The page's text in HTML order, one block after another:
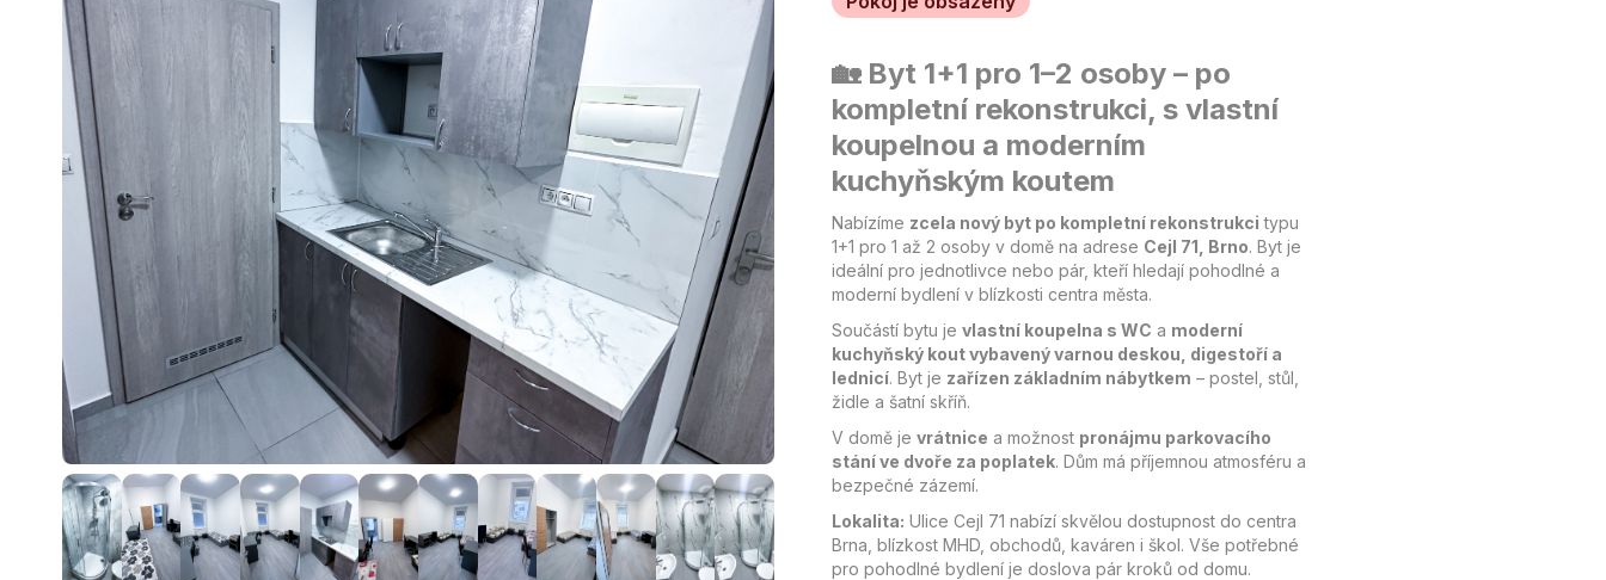
🏡 Byt 1+1 pro 1–2 osoby – po
kompletní rekonstrukci, s vlastní
koupelnou a moderním
kuchyňským koutem
Nabízíme zcela nový byt po kompletní rekonstrukci typu
1+1 pro 1 až 2 osoby v domě na adrese Cejl 71, Brno. Byt je
ideální pro jednotlivce nebo pár, kteří hledají pohodlné a
moderní bydlení v blízkosti centra města.
Součástí bytu je vlastní koupelna s WC a moderní
kuchyňský kout vybavený varnou deskou, digestoří a
lednicí. Byt je zařízen základním nábytkem – postel, stůl,
židle a šatní skříň.
V domě je vrátnice a možnost pronájmu parkovacího
stání ve dvoře za poplatek. Dům má příjemnou atmosféru a
bezpečné zázemí.
Lokalita: Ulice Cejl 71 nabízí skvělou dostupnost do centra
Brna, blízkost MHD, obchodů, kaváren i škol. Vše potřebné
pro pohodlné bydlení je doslova pár kroků od domu.